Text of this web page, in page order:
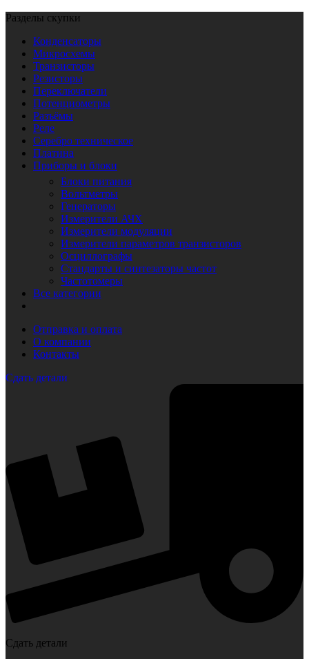
Разделы скупки
Конденсаторы
Микросхемы
Транзисторы
Резисторы
Переключатели
Потенциометры
Разъёмы
Реле
Серебро техническое
Платина
Приборы и блоки
Блоки питания
Вольтметры
Генераторы
Измерители АЧХ
Измерители модуляции
Измерители параметров транзисторов
Осциллографы
Стандарты и синтезаторы частот
Частотомеры
Все категории
Отправка и оплата
О компании
Контакты
Сдать детали
Сдать детали